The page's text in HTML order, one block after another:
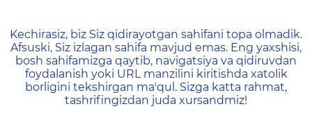
404 — Страница не
Kechirasiz, biz Siz qidirayotgan sahifani topa olmadik.
Afsuski, Siz izlagan sahifa mavjud emas. Eng yaxshisi,
bosh sahifamizga qaytib, navigatsiya va qidiruvdan
foydalanish yoki URL manzilini kiritishda xatolik
borligini tekshirgan ma'qul. Sizga katta rahmat,
tashrifingizdan juda xursandmiz!